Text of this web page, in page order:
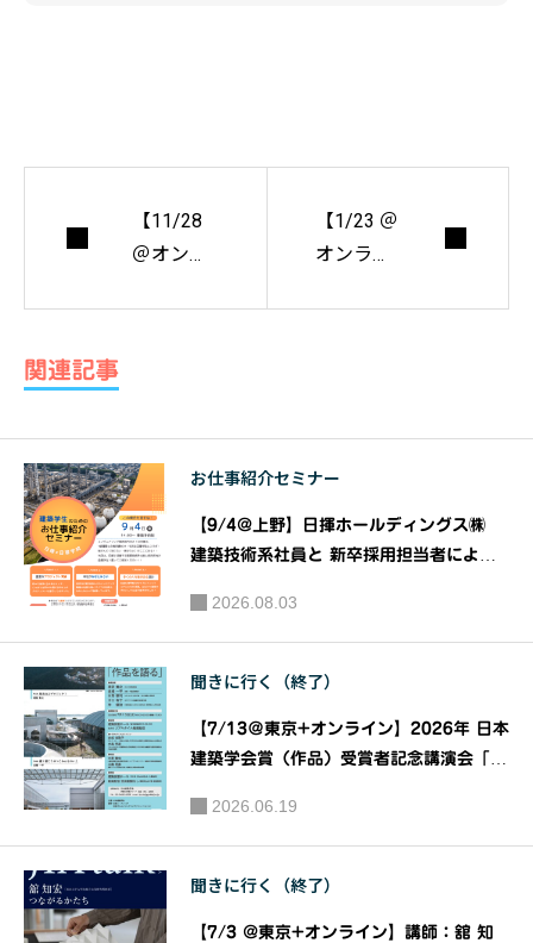
【11/28
＠オンラ
ジ・オ
ブ・クリ
エイショ
ン -EDGE
3回》講
師：毛塚
幹人
【1/23 ＠
オンライ
オブ・ク
リエイシ
ョン -EDG
回》講
師：青木
彬
関連記事
お仕事紹介セミナー
【9/4@上野】日揮ホールディングス㈱
建築技術系社員と 新卒採用担当者による
ー』｜共催：日揮ホールディングス株式会
社 株式会社建築資料研究社
2026.08.03
聞きに行く（終了）
【7/13＠東京+オンライン】2026年 日本
建築学会賞（作品）受賞者記念講演会「作
学会
2026.06.19
聞きに行く（終了）
【7/3 @東京+オンライン】講師：舘 知